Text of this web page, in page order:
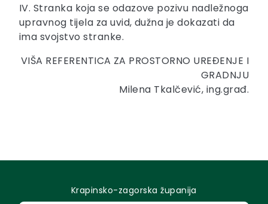
IV. Stranka koja se odazove pozivu nadležnoga
upravnog tijela za uvid, dužna je dokazati da
ima svojstvo stranke.
VIŠA REFERENTICA ZA PROSTORNO UREĐENJE I
GRADNJU
Milena Tkalčević, ing.građ.
Krapinsko-zagorska županija